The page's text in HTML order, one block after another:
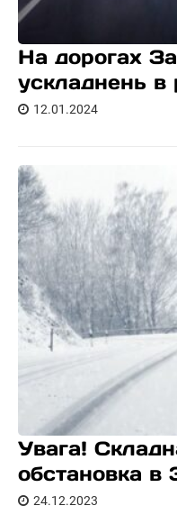
На дорогах
ускладнень в
12.01.2024
Увага!
обстановка в
24.12.2023